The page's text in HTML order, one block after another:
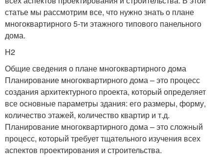
статье мы рассмотрим все, что нужно знать о плане
многоквартирного 5-ти этажного типового панельного
дома.
H2
Общие сведения о плане многоквартирного дома
Планирование многоквартирного дома – это процесс
создания архитектурного проекта, который определяет
все основные параметры здания: его размеры, форму,
количество этажей, количество квартир и т.д.
Планирование многоквартирного дома – это сложный
процесс, который требует тщательного изучения всех
аспектов проектирования и строительства.